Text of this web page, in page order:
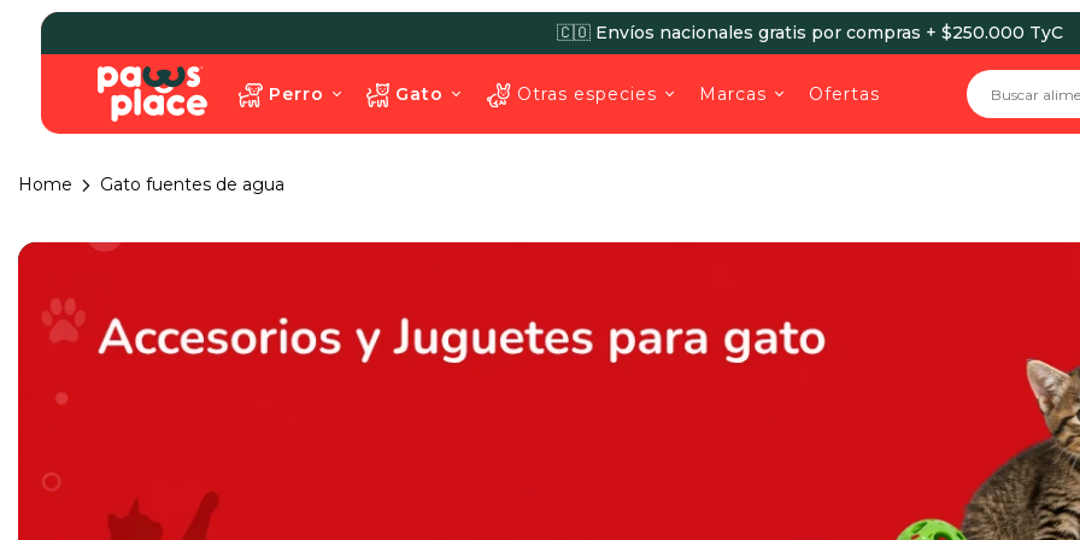
🇨🇴 Envíos nacionales gratis por compras + $250.000 TyC
Perro Gato Otras especies Marcas Ofertas
Home Gato fuentes de agua